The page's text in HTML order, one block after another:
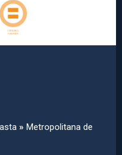
» Metropolitana de